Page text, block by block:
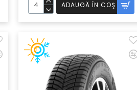
ADAUGĂ ÎN COŞ